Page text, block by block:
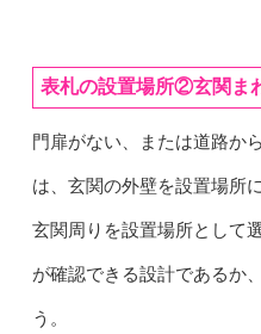
表札の設置場所②玄関ま
門扉がない、または道路か
は、玄関の外壁を設置場所
玄関周りを設置場所として
が確認できる設計であるか
う。